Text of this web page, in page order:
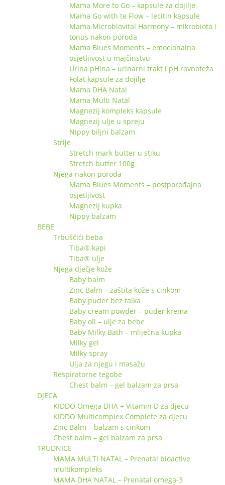
Mama More to Go – kapsule za dojilje
Mama Go with te Flow – lecitin kapsule
Mama Microbiovital Harmony – mikrobiota i
tonus nakon poroda
Mama Blues Moments – emocionalna
osjetljivost u majčinstvu
Urina pHina – urinarni trakt i pH ravnoteža
Folat kapsule za dojilje
Mama DHA Natal
Mama Multi Natal
Magnezij kompleks kapsule
Magnezij ulje u spreju
Nippy biljni balzam
Strije
Stretch mark butter u stiku
Stretch butter 100g
Njega nakon poroda
Mama Blues Moments – postporođajna
osjetljivost
Magnezij kupka
Nippy balzam
BEBE
Trbuščići beba
Tiba® kapi
Tiba® ulje
Njega dječje kože
Baby balm
Zinc Balm – zaštita kože s cinkom
Baby puder bez talka
Baby cream powder – puder krema
Baby oil – ulje za bebe
Baby Milky Bath – mliječna kupka
Milky gel
Milky spray
Ulja za njegu i masažu
Respiratorne tegobe
Chest balm – gel balzam za prsa
DJECA
KIDDO Omega DHA + Vitamin D za djecu
KIDDO Multicomplex Complete za djecu
Zinc Balm – balzam s cinkom
Chest balm – gel balzam za prsa
TRUDNICE
MAMA MULTI NATAL – Prenatal bioactive
multikompleks
MAMA DHA NATAL – Prenatal omega-3